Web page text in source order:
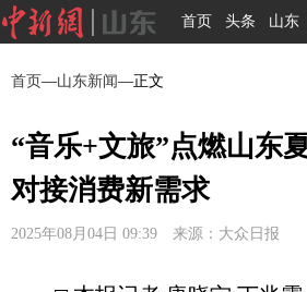
首页 头条 山东
首页—山东新闻—正文
“音乐+文旅”点燃山东
对接消费新需求
2025年08月04日 09:39 来源：大众日报